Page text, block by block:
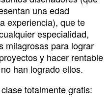
una edad
experiencia), que te
especialidad,
milagrosas para lograr
y hacer rentable
han logrado ellos.
totalmente gratis: